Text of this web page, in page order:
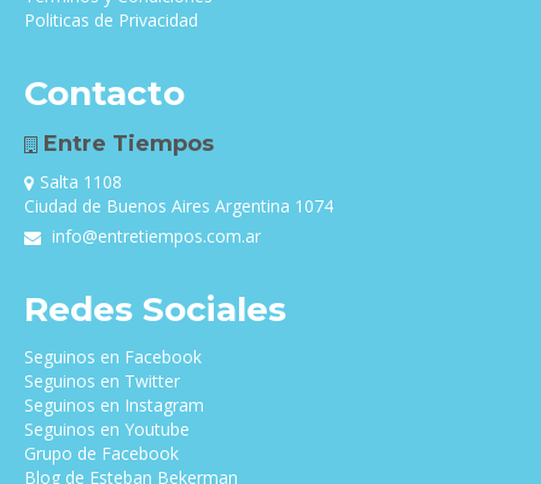
Politicas de Privacidad
Contacto
Entre Tiempos
Salta 1108
Ciudad de Buenos Aires Argentina 1074
info@entretiempos.com.ar
Redes Sociales
Seguinos en Facebook
Seguinos en Twitter
Seguinos en Instagram
Seguinos en Youtube
Grupo de Facebook
Blog de Esteban Bekerman